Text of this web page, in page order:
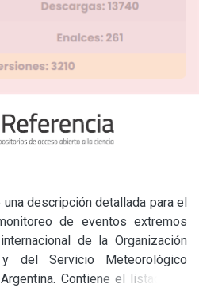
descripción detallada para el
de eventos extremos
de la Organización
del Servicio Meteorológico
Contiene el listado de
para medir procesos